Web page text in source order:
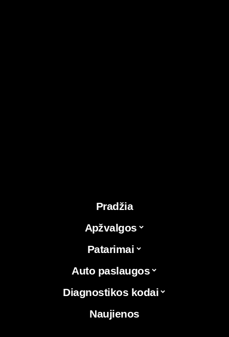
Pradžia
Apžvalgos
Patarimai
Auto paslaugos
Diagnostikos kodai
Naujienos